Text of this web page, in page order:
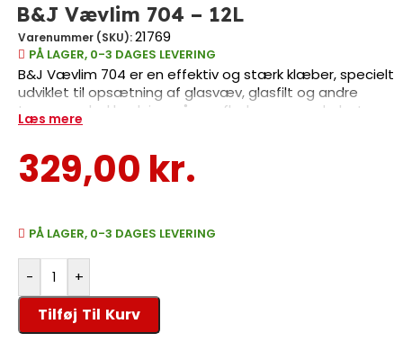
B&J Vævlim 704 – 12L
Varenummer (SKU):21769
PÅ LAGER, 0-3 DAGES LEVERING
B&J Vævlim 704 er en effektiv og stærk klæber, specielt
udviklet til opsætning af glasvæv, glasfilt og andre
typer vægbeklædning på overflader som puds, beton
og gipskartonplader. Denne vævlim er ideel til brug i
malerarbejde både lettere og mere effektivt. Med en
spand på 12 liter kan du dække ca. én rulle tapet, væv
Læs mere
329,00 kr.
PÅ LAGER, 0-3 DAGES LEVERING
- +
Tilføj Til Kurv